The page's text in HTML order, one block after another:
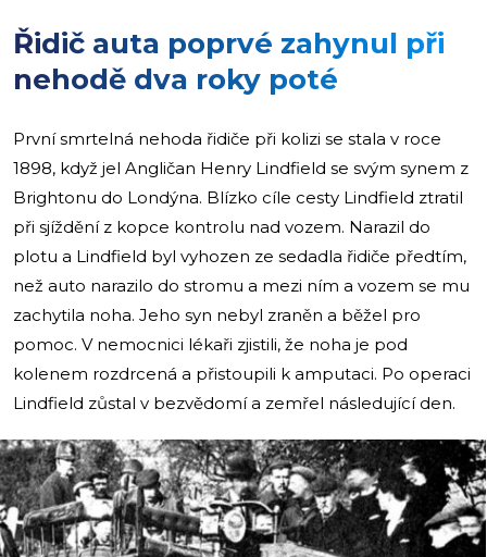
Řidič auta poprvé zahynul při
nehodě dva roky poté
První smrtelná nehoda řidiče při kolizi se stala v roce
1898, když jel Angličan Henry Lindfield se svým synem z
Brightonu do Londýna. Blízko cíle cesty Lindfield ztratil
při sjíždění z kopce kontrolu nad vozem. Narazil do
plotu a Lindfield byl vyhozen ze sedadla řidiče předtím,
než auto narazilo do stromu a mezi ním a vozem se mu
zachytila noha. Jeho syn nebyl zraněn a běžel pro
pomoc. V nemocnici lékaři zjistili, že noha je pod
kolenem rozdrcená a přistoupili k amputaci. Po operaci
Lindfield zůstal v bezvědomí a zemřel následující den.